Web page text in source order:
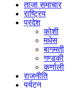
ताजा समाचार
राष्ट्रिय
प्रदेश
कोशी
मधेस
बागमती
गण्डकी
कर्णाली
राजनीति
पर्यटन